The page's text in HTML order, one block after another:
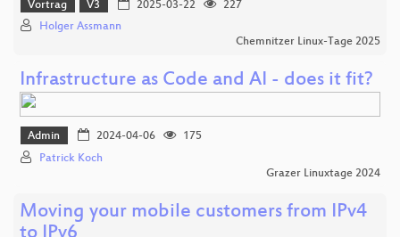
Vortrag V3 2025-03-22
227
Holger Assmann
Chemnitzer Linux-Tage 2025
Infrastructure as Code and AI - does it fit?
Admin 2024-04-06
175
Patrick Koch
Grazer Linuxtage 2024
Moving your mobile customers from IPv4